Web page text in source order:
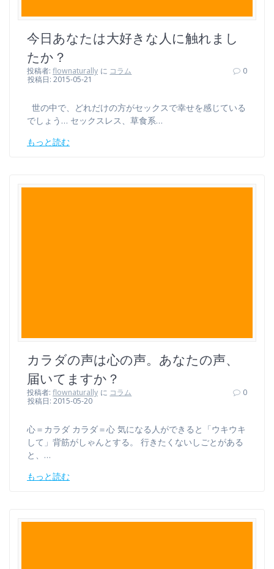
今日あなたは大好きな人に触れまし
たか？
投稿者: flownaturally に コラム
投稿日: 2015-05-21
0
世の中で、どれだけの方がセックスで幸せを感じている
でしょう… セックスレス、草食系…
もっと読む
カラダの声は心の声。あなたの声、
届いてますか？
投稿者: flownaturally に コラム
投稿日: 2015-05-20
0
心＝カラダ カラダ＝心 気になる人ができると「ウキウキ
して」背筋がしゃんとする。 行きたくないしごとがある
と、…
もっと読む